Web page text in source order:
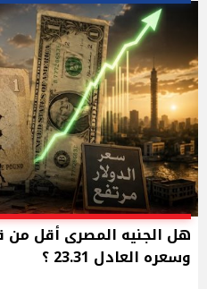
هل الجنيه المصرى أقل من
وسعره العادل 23.31 ؟